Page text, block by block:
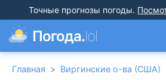
Точные прогнозы погоды.
Погода.lol
Главная > Виргинские о-ва (США)